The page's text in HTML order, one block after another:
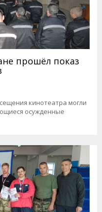
прошёл показ
кинотеатра могли
осужденные